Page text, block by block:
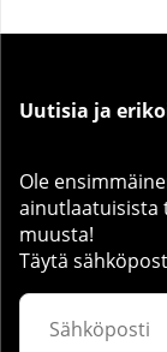
Uutisia ja
Ole
ainutlaatuisista
muusta!
Täytä